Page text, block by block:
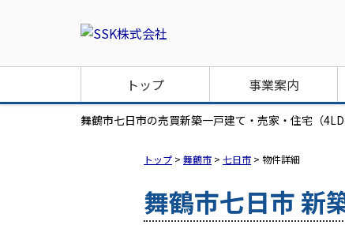
トップ 事業案内
舞鶴市七日市の売買新築一戸建て・売家・住宅（
トップ > 舞鶴市 > 七日市 > 物件詳細
舞鶴市七日市 新